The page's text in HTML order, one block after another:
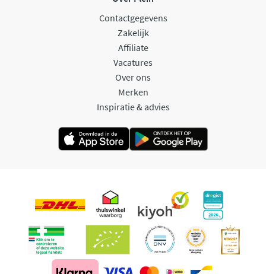
Contactgegevens
Zakelijk
Affiliate
Vacatures
Over ons
Merken
Inspiratie & advies